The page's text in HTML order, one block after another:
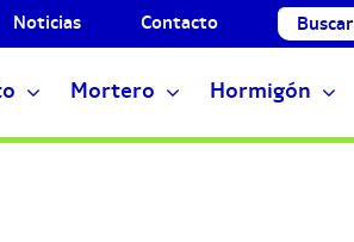
Noticias Contacto Buscar:
Mortero Hormigón